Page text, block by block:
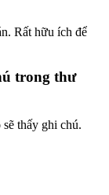
Rất hữu ích để
trong thư
thấy ghi chú.